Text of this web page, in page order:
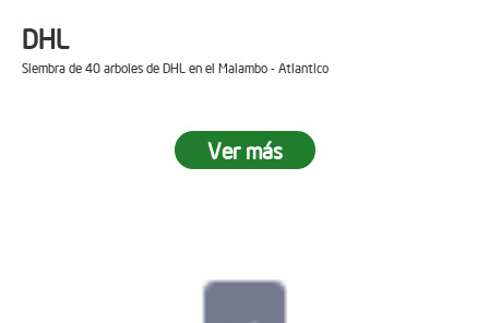
DHL
Siembra de 40 arboles de DHL en el Malambo - Atlantico
Ver más